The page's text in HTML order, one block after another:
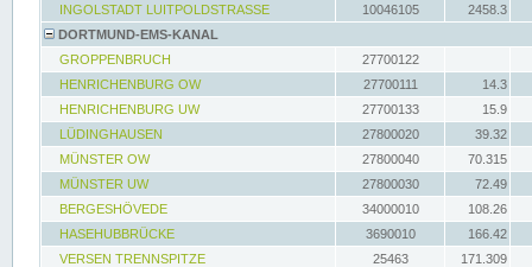
INGOLSTADT LUITPOLDSTRASSE
10046105
2458.3
DORTMUND-EMS-KANAL
GROPPENBRUCH
27700122
HENRICHENBURG OW
27700111
14.3
HENRICHENBURG UW
27700133
15.9
LÜDINGHAUSEN
27800020
39.32
MÜNSTER OW
27800040
70.315
MÜNSTER UW
27800030
72.49
BERGESHÖVEDE
34000010
108.26
HASEHUBBRÜCKE
3690010
166.42
VERSEN TRENNSPITZE
25463
171.309